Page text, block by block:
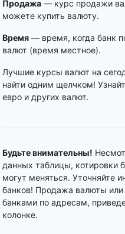
Продажа — курс продажи
можете купить валюту.
Время — время, когда банк
валют (время местное).
Лучшие курсы валют на
найти одним щелчком!
евро и других валют.
Будьте внимательны!
данных таблицы, котировки
могут меняться. Уточняйте
банков! Продажа валюты или
банками по адресам,
колонке.